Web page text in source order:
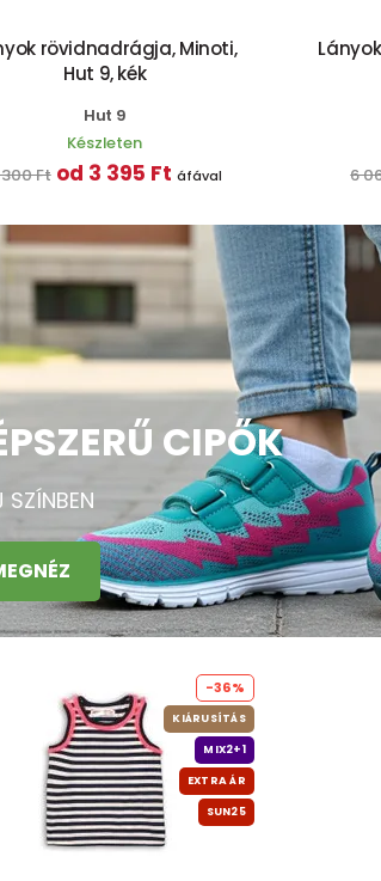
rövidnadrágja, Minoti,
Hut 9, kék
Hut 9
Készleten
Ft od 3 395 Ft áfával
6
CIPŐK
SZÍNBEN
-36%
KIÁRUSÍTÁS
MIX2+1
EXTRA ÁR
SUN25